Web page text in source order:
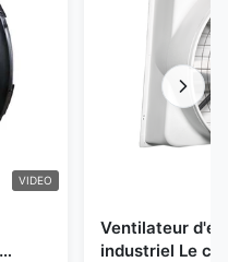
VIDEO
Ventilateur
industriel Le